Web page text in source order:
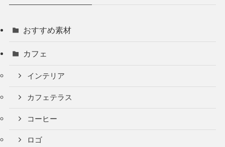
おすすめ素材
カフェ
インテリア
カフェテラス
コーヒー
ロゴ